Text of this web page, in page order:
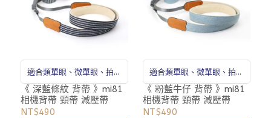
適合類單眼、微單眼、拍立
得
《 深藍條紋 背帶 》mi81
相機背帶 頸帶 減壓帶
NT$490
適合類單眼、微單眼、拍立
得
《 粉藍牛仔 背帶 》mi81
相機背帶 頸帶 減壓帶
NT$490